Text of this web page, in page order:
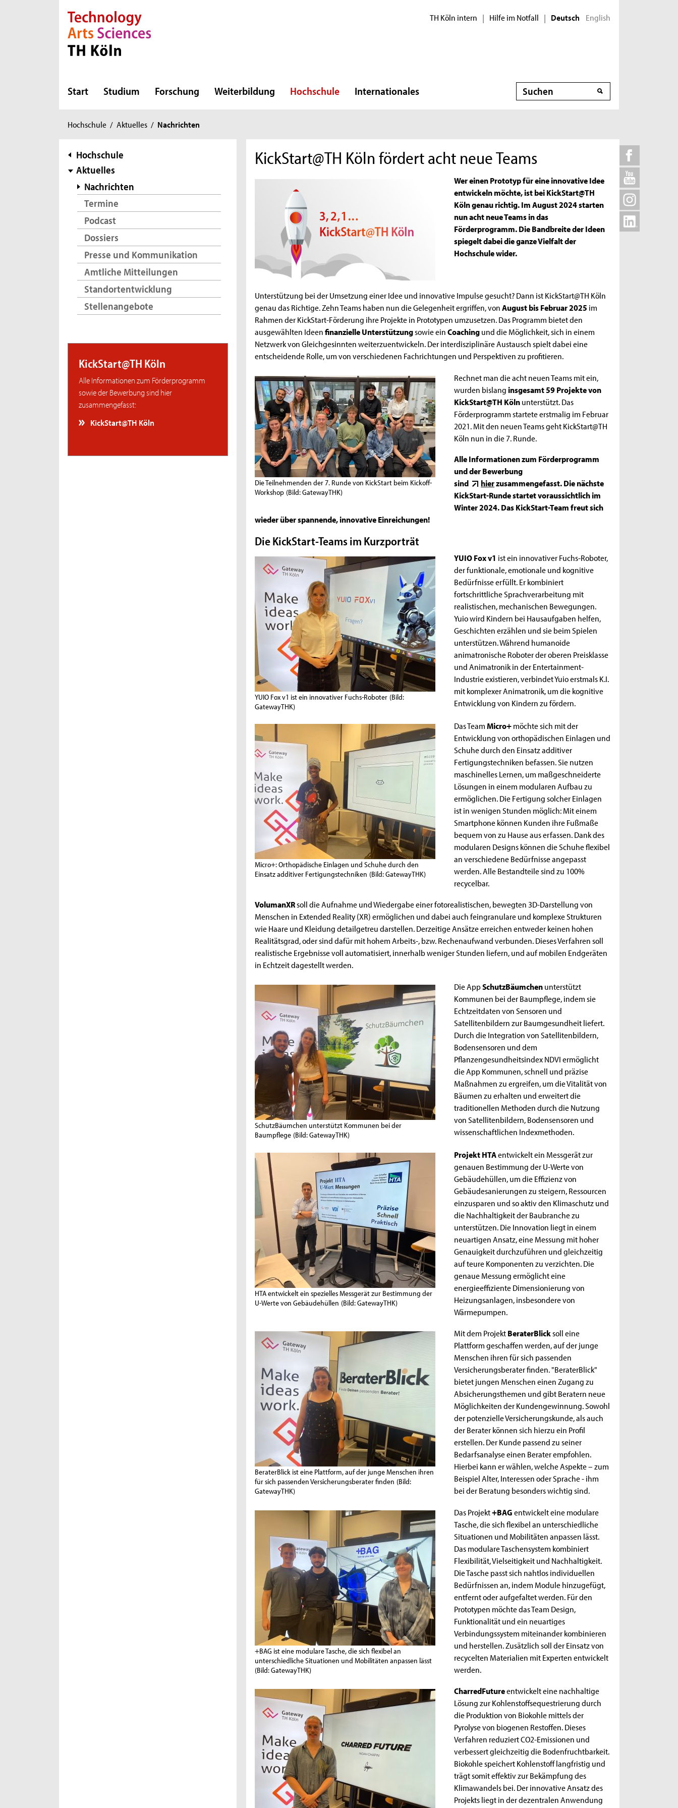
Direkt zur Hauptnavigation
Direkt zur Subnavigation
Direkt zum Inhalt
Direkt zum Fußbereich TH Köln intern | Hilfe im Notfall | Deutsch English
Start Studium Forschung Weiterbildung Hochschule Internationales Suche
Sie
hier:
Hochschule / Aktuelles / Nachrichten
Subnavigation
Hochschule
Aktuelles
Nachrichten
Termine
Podcast
Dossiers
Presse und Kommunikation
Amtliche Mitteilungen
Standortentwicklung
Stellenangebote
KickStart@TH Köln
Alle Informationen zum Förderprogramm
sowie der Bewerbung sind hier
zusammengefasst:
KickStart@TH Köln
KickStart@TH Köln fördert acht neue Teams
Wer einen Prototyp für eine innovative Idee
entwickeln möchte, ist bei KickStart@TH
Köln genau richtig. Im August 2024 starten
nun acht neue Teams in das
Förderprogramm. Die Bandbreite der Ideen
spiegelt dabei die ganze Vielfalt der
Hochschule wider.
Unterstützung bei der Umsetzung einer Idee und innovative Impulse gesucht? Dann ist KickStart@TH Köln
genau das Richtige. Zehn Teams haben nun die Gelegenheit ergriffen, vonAugust bis Februar 2025 im
Rahmen der KickStart-Förderung ihre Projekte in Prototypen umzusetzen. Das Programm bietet den
ausgewählten Ideenfinanzielle Unterstützungsowie einCoachingund die Möglichkeit, sich in einem
Netzwerk von Gleichgesinnten weiterzuentwickeln. Der interdisziplinäre Austausch spielt dabei eine
entscheidende Rolle, um von verschiedenen Fachrichtungen und Perspektiven zu profitieren.
Die Teilnehmenden der 7. Runde von KickStart beim Kickoff-
Workshop (Bild: GatewayTHK)
Rechnet man die acht neuen Teams mit ein,
wurden bislang insgesamt 59 Projekte von
KickStart@TH Kölnunterstützt. Das
Förderprogramm startete erstmalig im Februar
2021. Mit den neuen Teams geht KickStart@TH
Köln nun in die 7. Runde.
Alle Informationen zum Förderprogramm
und der Bewerbung
sind
hierzusammengefasst. Die nächste
KickStart-Runde startet voraussichtlich im
Winter 2024. Das KickStart-Team freut sich
wieder über spannende, innovative Einreichungen!
Die KickStart-Teams im Kurzporträt
YUIO Fox v1 ist ein innovativer Fuchs-Roboter (Bild:
GatewayTHK)
YUIO Fox v1 ist ein innovativer Fuchs-Roboter,
der funktionale, emotionale und kognitive
Bedürfnisse erfüllt. Er kombiniert
fortschrittliche Sprachverarbeitung mit
realistischen, mechanischen Bewegungen.
Yuio wird Kindern bei Hausaufgaben helfen,
Geschichten erzählen und sie beim Spielen
unterstützen. Während humanoide
animatronische Roboter der oberen Preisklasse
und Animatronik in der Entertainment-
Industrie existieren, verbindet Yuio erstmals K.I.
mit komplexer Animatronik, um die kognitive
Entwicklung von Kindern zu fördern.
Micro+: Orthopädische Einlagen und Schuhe durch den
Einsatz additiver Fertigungstechniken (Bild: GatewayTHK)
Das TeamMicro+möchte sich mit der
Entwicklung von orthopädischen Einlagen und
Schuhe durch den Einsatz additiver
Fertigungstechniken befassen. Sie nutzen
maschinelles Lernen, um maßgeschneiderte
Lösungen in einem modularen Aufbau zu
ermöglichen. Die Fertigung solcher Einlagen
ist in wenigen Stunden möglich: Mit einem
Smartphone können Kunden ihre Fußmaße
bequem von zu Hause aus erfassen. Dank des
modularen Designs können die Schuhe flexibel
an verschiedene Bedürfnisse angepasst
werden. Alle Bestandteile sind zu 100%
recycelbar.
VolumanXR​soll die Aufnahme und Wiedergabe einer fotorealistischen, bewegten 3D-Darstellung von
Menschen in Extended Reality (XR) ermöglichen und dabei auch feingranulare und komplexe Strukturen
wie Haare und Kleidung detailgetreu darstellen. Derzeitige Ansätze erreichen entweder keinen hohen
Realitätsgrad, oder sind dafür mit hohem Arbeits-, bzw. Rechenaufwand verbunden. Dieses Verfahren soll
realistische Ergebnisse voll automatisiert, innerhalb weniger Stunden liefern, und auf mobilen Endgeräten
in Echtzeit dagestellt werden.
SchutzBäumchen unterstützt Kommunen bei der
Baumpflege (Bild: GatewayTHK)
Die AppSchutzBäumchenunterstützt
Kommunen bei der Baumpflege, indem sie
Echtzeitdaten von Sensoren und
Satellitenbildern zur Baumgesundheit liefert.
Durch die Integration von Satellitenbildern,
Bodensensoren und dem
Pflanzengesundheitsindex NDVI ermöglicht
die App Kommunen, schnell und präzise
Maßnahmen zu ergreifen, um die Vitalität von
Bäumen zu erhalten und erweitert die
traditionellen Methoden durch die Nutzung
von Satellitenbildern, Bodensensoren und
wissenschaftlichen Indexmethoden.
HTA entwickelt ein spezielles Messgerät zur Bestimmung der
U-Werte von Gebäudehüllen (Bild: GatewayTHK)
Projekt HTAentwickelt ein Messgerät zur
genauen Bestimmung der U-Werte von
Gebäudehüllen, um die Effizienz von
Gebäudesanierungen zu steigern, Ressourcen
einzusparen und so aktiv den Klimaschutz und
die Nachhaltigkeit der Baubranche zu
unterstützen. Die Innovation liegt in einem
neuartigen Ansatz, eine Messung mit hoher
Genauigkeit durchzuführen und gleichzeitig
auf teure Komponenten zu verzichten. Die
genaue Messung ermöglicht eine
energieeffiziente Dimensionierung von
Heizungsanlagen, insbesondere von
Wärmepumpen.
BeraterBlick ist eine Plattform, auf der junge Menschen ihren
für sich passenden Versicherungsberater finden (Bild:
GatewayTHK)
Mit dem ProjektBeraterBlicksoll eine
Plattform geschaffen werden, auf der junge
Menschen ihren für sich passenden
Versicherungsberater finden. "BeraterBlick"
bietet jungen Menschen einen Zugang zu
Absicherungsthemen und gibt Beratern neue
Möglichkeiten der Kundengewinnung. Sowohl
der potenzielle Versicherungskunde, als auch
der Berater können sich hierzu ein Profil
erstellen. Der Kunde passend zu seiner
Bedarfsanalyse einen Berater empfohlen.
Hierbei kann er wählen, welche Aspekte – zum
Beispiel Alter, Interessen oder Sprache - ihm
bei der Beratung besonders wichtig sind.
+BAG ist eine modulare Tasche, die sich flexibel an
unterschiedliche Situationen und Mobilitäten anpassen lässt
(Bild: GatewayTHK)
Das Projekt+BAGentwickelt eine modulare
Tasche, die sich flexibel an unterschiedliche
Situationen und Mobilitäten anpassen lässt.
Das modulare Taschensystem kombiniert
Flexibilität, Vielseitigkeit und Nachhaltigkeit.
Die Tasche passt sich nahtlos individuellen
Bedürfnissen an, indem Module hinzugefügt,
entfernt oder aufgefaltet werden. Für den
Prototypen möchte das Team Design,
Funktionalität und ein neuartiges
Verbindungssystem miteinander kombinieren
und herstellen. Zusätzlich soll der Einsatz von
recycelten Materialien mit Experten entwickelt
werden.
CharredFutureentwickelt eine nachhaltige
Lösung zur Kohlenstoffsequestrierung durch
die Produktion von Biokohle mittels der
Pyrolyse von biogenen Restoffen. Dieses
Verfahren reduziert CO2-Emissionen und
verbessert gleichzeitig die Bodenfruchtbarkeit.
Biokohle speichert Kohlenstoff langfristig und
trägt somit effektiv zur Bekämpfung des
Klimawandels bei. Der innovative Ansatz des
Projekts liegt in der dezentralen Anwendung